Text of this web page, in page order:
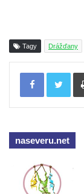
Tagy Drážďany
naseveru.net